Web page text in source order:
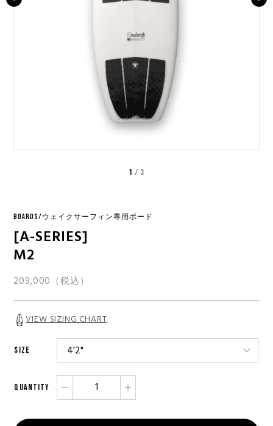
1 / 3
BOARDS/ウェイクサーフィン専用ボード
[A-SERIES]
M2
209,000（税込）
VIEW SIZING CHART
SIZE
QUANTITY